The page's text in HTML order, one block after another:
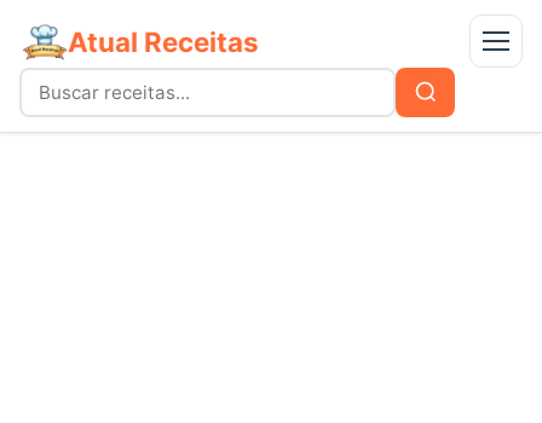
Atual Receitas Menu
Buscar
por:
Buscar